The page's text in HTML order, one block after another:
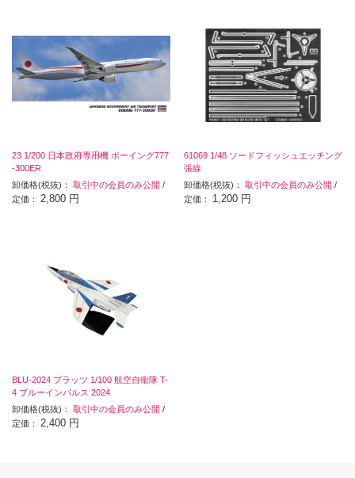
23 1/200 日本政府専用機 ボーイング777
-300ER
卸価格(税抜)： 取引中の会員のみ公開 /
定価： 2,800 円
61069 1/48 ソードフィッシュエッチング
張線
卸価格(税抜)：取引中の会員のみ公開 /
定価： 1,200 円
BLU-2024 プラッツ 1/100 航空自衛隊 T-
4 ブルーインパルス 2024
卸価格(税抜)： 取引中の会員のみ公開 /
定価： 2,400 円